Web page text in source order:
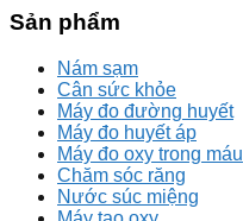
Sản phẩm
Nám sạm
Cân sức khỏe
Máy đo đường huyết
Máy đo huyết áp
Máy đo oxy trong máu
Chăm sóc răng
Nước súc miệng